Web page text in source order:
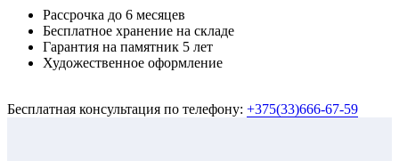
Рассрочка до 6 месяцев
Бесплатное хранение на складе
Гарантия на памятник 5 лет
Художественное оформление
Бесплатная консультация по телефону: +375(33)666-67-59